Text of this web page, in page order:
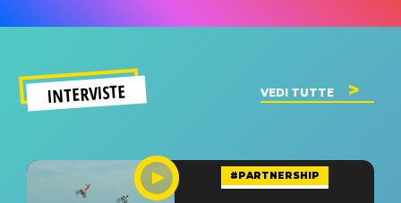
INTERVISTE VEDI TUTTE
#PARTNERSHIP